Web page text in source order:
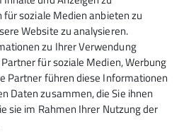
hatten wir
schon die größte
Tour geschafft.
führte uns dann über sechs
kurze Seillängen. Die
soziale Medien anbieten zu
Website zu analysieren.
zu Ihrer Verwendung
für soziale Medien, Werbung
Partner führen diese Informationen
Daten zusammen, die Sie ihnen
sie im Rahmen Ihrer Nutzung der